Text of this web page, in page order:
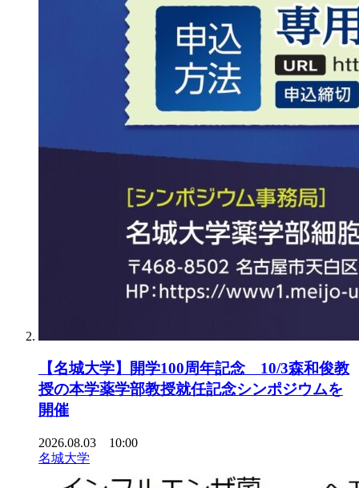
【名城大学】開学100周年記念 10/3森和俊教
授の本学薬学部教授就任記念シンポジウムを
開催
2026.08.03 10:00
名城大学